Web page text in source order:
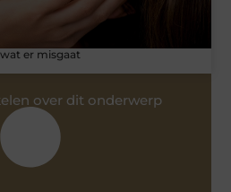
er misgaat
over dit onderwerp